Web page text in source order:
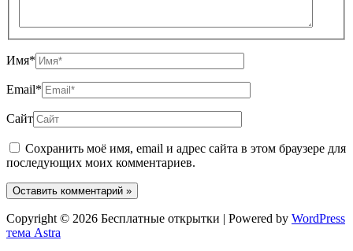
Имя*
Email*
Сайт
Сохранить моё имя, email и адрес сайта в этом браузере для
последующих моих комментариев.
Copyright © 2026 Бесплатные открытки | Powered by WordPress
тема Astra